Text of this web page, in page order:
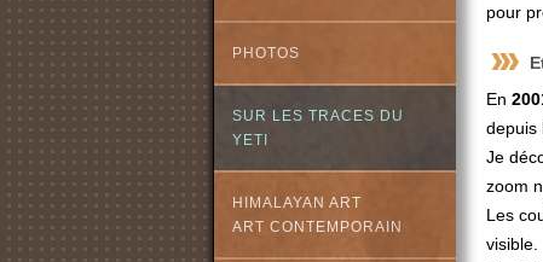
PHOTOS
SUR LES TRACES DU
YETI
HIMALAYAN ART
ART CONTEMPORAIN
pour
En
depuis
Je
zoom
Les
visible.